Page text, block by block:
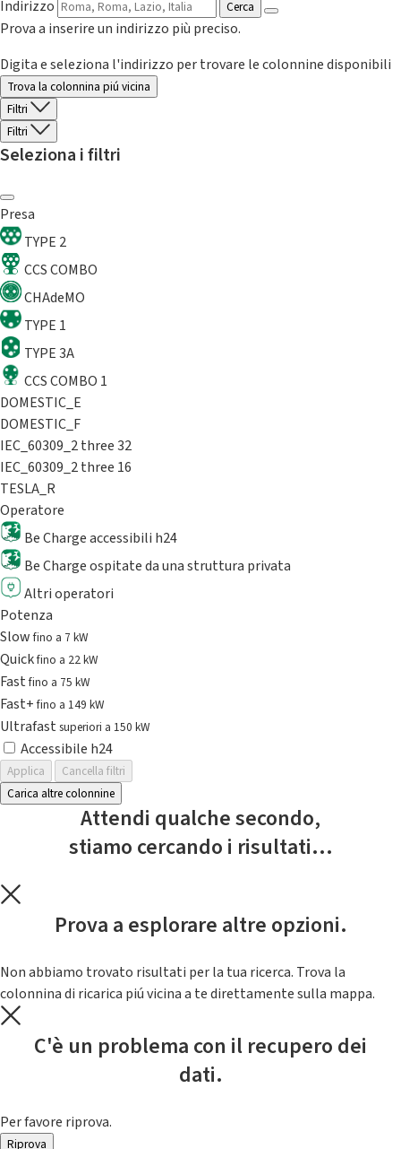
Indirizzo
Cerca
Prova a inserire un indirizzo più preciso.
Digita e seleziona l'indirizzo per trovare le colonnine disponibili
Trova la colonnina piú vicina
Filtri
Filtri
Seleziona i filtri
Presa
TYPE 2
CCS COMBO
CHAdeMO
TYPE 1
TYPE 3A
CCS COMBO 1
DOMESTIC_E
DOMESTIC_F
IEC_60309_2 three 32
IEC_60309_2 three 16
TESLA_R
Operatore
Be Charge accessibili h24
Be Charge ospitate da una struttura privata
Altri operatori
Potenza
Slowfino a 7 kW
Quickfino a 22 kW
Fastfino a 75 kW
Fast+fino a 149 kW
Ultrafast superiori a 150 kW
Accessibile h24
Applica
Cancella filtri
Carica altre colonnine
Attendi qualche secondo,
stiamo cercando i risultati...
Prova a esplorare altre opzioni.
Non abbiamo trovato risultati per la tua ricerca. Trova la
colonnina di ricarica piú vicina a te direttamente sulla mappa.
C'è un problema con il recupero dei
dati.
Per favore riprova.
Riprova